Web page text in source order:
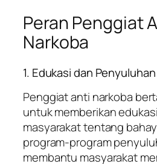
Peran Penggiat
Narkoba
1. Edukasi dan Penyuluhan
Penggiat anti narkoba
untuk memberikan
masyarakat tentang
program-program
membantu masyarakat